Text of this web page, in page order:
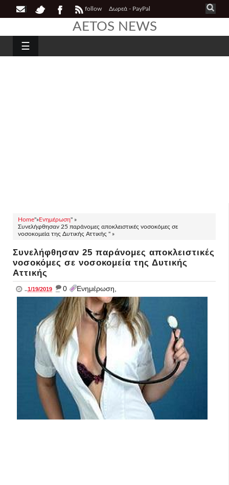
follow Δωρεά - PayPal
AETOS NEWS
☰
Home"»Ενημέρωση" »
Συνελήφθησαν 25 παράνομες αποκλειστικές νοσοκόμες σε
νοσοκομεία της Δυτικής Αττικής " »
Συνελήφθησαν 25 παράνομες αποκλειστικές
νοσοκόμες σε νοσοκομεία της Δυτικής
Αττικής
..1/19/2019 _ 0 Ενημέρωση,